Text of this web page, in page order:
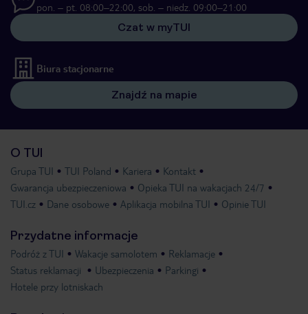
pon. – pt. 08:00–22:00, sob. – niedz. 09:00–21:00
Czat w myTUI
Biura stacjonarne
Znajdź na mapie
O TUI
Grupa TUI TUI Poland Kariera
Kontakt
Gwarancja ubezpieczeniowa
Opieka TUI na wakacjach 24/7
TUI.cz
Dane osobowe Aplikacja mobilna TUI Opinie TUI
Przydatne informacje
Podróż z TUI Wakacje samolotem
Reklamacje
Status reklamacji
Ubezpieczenia
Parkingi
Hotele przy lotniskach